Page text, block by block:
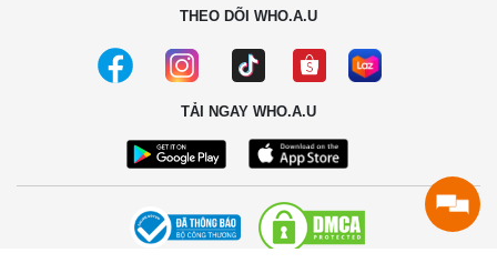
THEO DÕI WHO.A.U
TẢI NGAY WHO.A.U